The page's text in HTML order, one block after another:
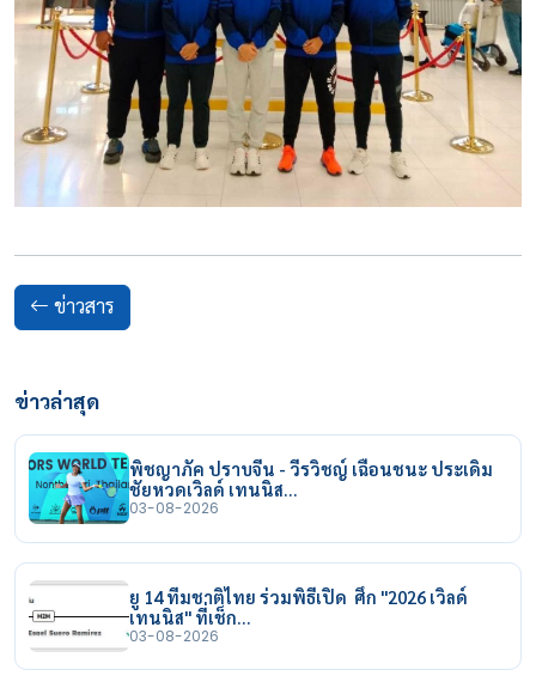
ข่าวสาร
ข่าวล่าสุด
พิชญาภัค ปราบจีน - วีรวิชญ์ เฉือนชนะ ประเดิม
ชัยหวดเวิลด์ เทนนิส…
03-08-2026
ยู 14 ทีมชาติไทย ร่วมพิธีเปิด ศึก "2026 เวิลด์
เทนนิส" ที่เช็ก…
03-08-2026